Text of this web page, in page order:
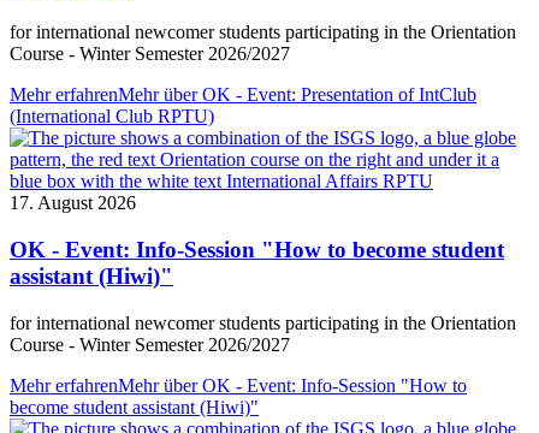
for international newcomer students participating in the Orientation
Course - Winter Semester 2026/2027
Mehr erfahrenMehr über OK - Event: Presentation of IntClub
(International Club RPTU)
17. August 2026
OK - Event: Info-Session "How to become student
assistant (Hiwi)"
for international newcomer students participating in the Orientation
Course - Winter Semester 2026/2027
Mehr erfahrenMehr über OK - Event: Info-Session "How to
become student assistant (Hiwi)"